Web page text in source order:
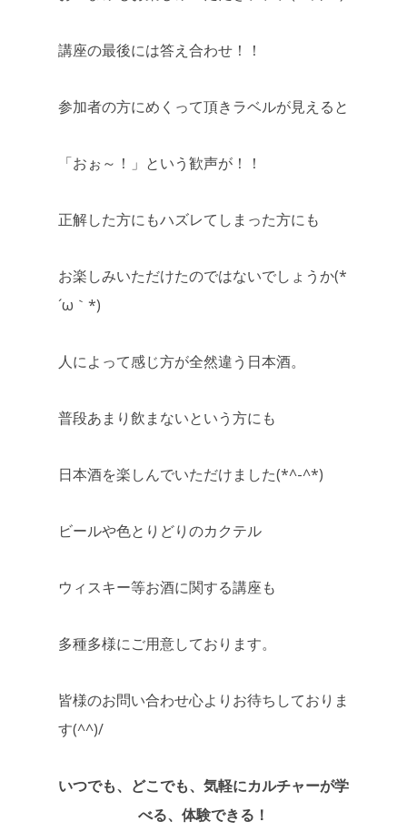
講座の最後には答え合わせ！！
参加者の方にめくって頂きラベルが見えると
「おぉ～！」という歓声が！！
正解した方にもハズレてしまった方にも
お楽しみいただけたのではないでしょうか(*
´ω｀*)
人によって感じ方が全然違う日本酒。
普段あまり飲まないという方にも
日本酒を楽しんでいただけました(*^-^*)
ビールや色とりどりのカクテル
ウィスキー等お酒に関する講座も
多種多様にご用意しております。
皆様のお問い合わせ心よりお待ちしておりま
す(^^)/
いつでも、どこでも、気軽にカルチャーが学
べる、体験できる！